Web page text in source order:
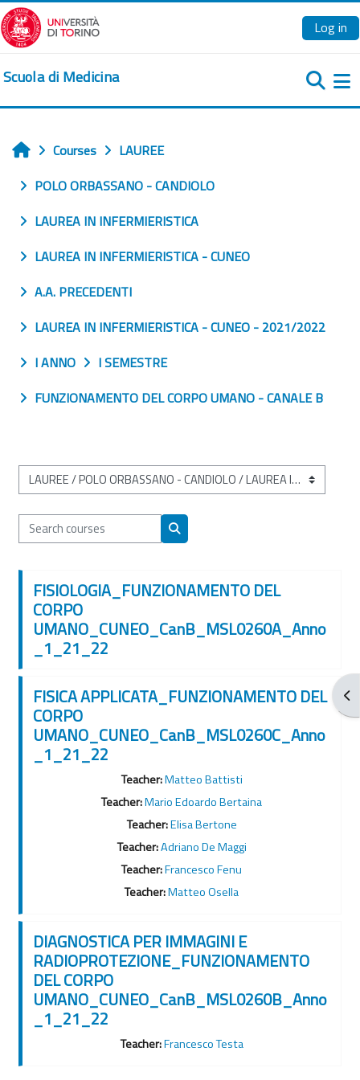
Skip to main content
Log in
Scuola di Medicina
Home
Courses
LAUREE
POLO ORBASSANO - CANDIOLO
LAUREA IN INFERMIERISTICA
LAUREA IN INFERMIERISTICA - CUNEO
A.A. PRECEDENTI
LAUREA IN INFERMIERISTICA - CUNEO - 2021/2022
I ANNO
I SEMESTRE
FUNZIONAMENTO DEL CORPO UMANO - CANALE B
Course categories
Search courses
Search courses
FISIOLOGIA_FUNZIONAMENTO DEL
CORPO
UMANO_CUNEO_CanB_MSL0260A_Anno
_1_21_22
FISICA APPLICATA_FUNZIONAMENTO DEL
CORPO
UMANO_CUNEO_CanB_MSL0260C_Anno
_1_21_22
Teacher:Matteo Battisti
Teacher:Mario Edoardo Bertaina
Teacher:Elisa Bertone
Teacher:Adriano De Maggi
Teacher:Francesco Fenu
Teacher:Matteo Osella
DIAGNOSTICA PER IMMAGINI E
RADIOPROTEZIONE_FUNZIONAMENTO
DEL CORPO
UMANO_CUNEO_CanB_MSL0260B_Anno
_1_21_22
Teacher:Francesco Testa